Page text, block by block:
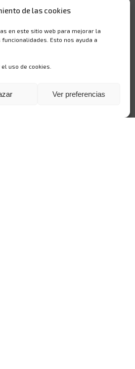
de las cookies
en este sitio web para mejorar la
Esto nos ayuda a
uso de cookies.
Ver preferencias